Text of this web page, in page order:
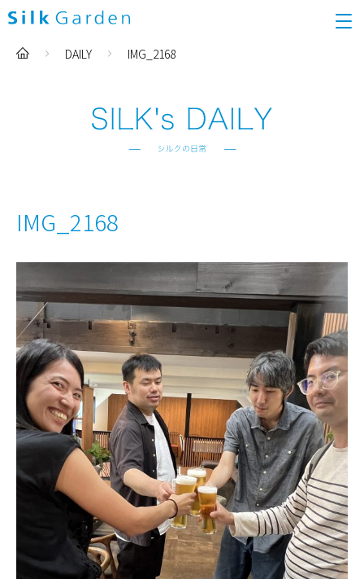
DAILY IMG_2168
IMG_2168